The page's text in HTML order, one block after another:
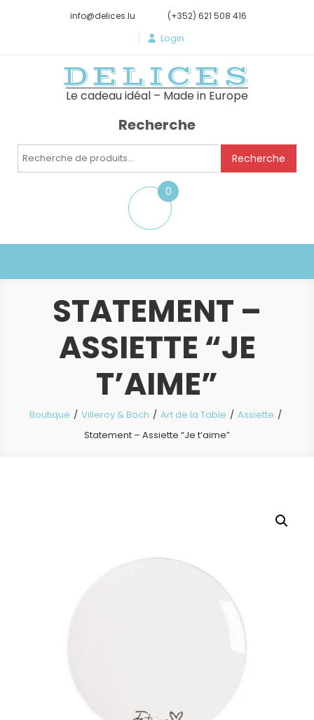
info@delices.lu (+352) 621 508 416
Login
DELICES
Le cadeau idéal – Made in Europe
Recherche
Recherche
Recherche
0
item
STATEMENT –
ASSIETTE “JE
T’AIME”
Boutique Villeroy & Boch Art de la Table
Assiette
Statement – Assiette “Je t’aime”